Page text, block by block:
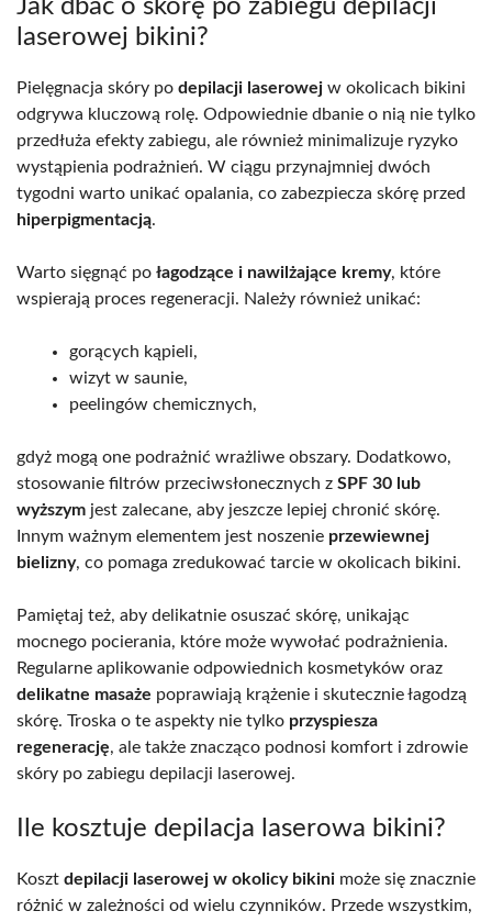
Jak dbać o skórę po zabiegu depilacji
laserowej bikini?
Pielęgnacja skóry po depilacji laserowej w okolicach bikini
odgrywa kluczową rolę. Odpowiednie dbanie o nią nie tylko
przedłuża efekty zabiegu, ale również minimalizuje ryzyko
wystąpienia podrażnień. W ciągu przynajmniej dwóch
tygodni warto unikać opalania, co zabezpiecza skórę przed
hiperpigmentacją.
Warto sięgnąć po łagodzące i nawilżające kremy, które
wspierają proces regeneracji. Należy również unikać:
gorących kąpieli,
wizyt w saunie,
peelingów chemicznych,
gdyż mogą one podrażnić wrażliwe obszary. Dodatkowo,
stosowanie filtrów przeciwsłonecznych z SPF 30 lub
wyższym jest zalecane, aby jeszcze lepiej chronić skórę.
Innym ważnym elementem jest noszenie przewiewnej
bielizny, co pomaga zredukować tarcie w okolicach bikini.
Pamiętaj też, aby delikatnie osuszać skórę, unikając
mocnego pocierania, które może wywołać podrażnienia.
Regularne aplikowanie odpowiednich kosmetyków oraz
delikatne masaże poprawiają krążenie i skutecznie łagodzą
skórę. Troska o te aspekty nie tylko przyspiesza
regenerację, ale także znacząco podnosi komfort i zdrowie
skóry po zabiegu depilacji laserowej.
Ile kosztuje depilacja laserowa bikini?
Koszt depilacji laserowej w okolicy bikini może się znacznie
różnić w zależności od wielu czynników. Przede wszystkim,